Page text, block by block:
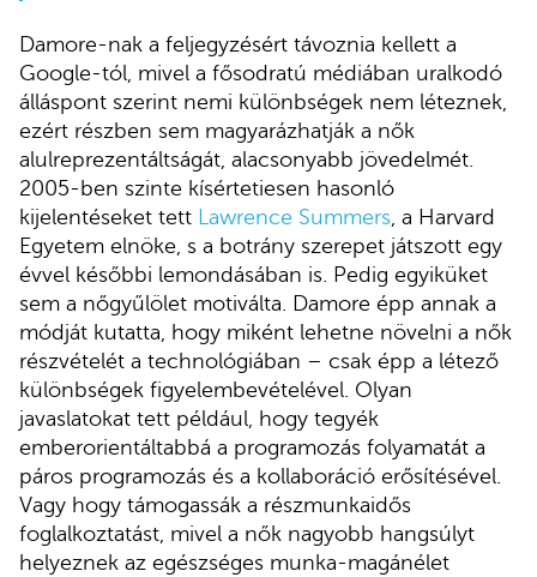
Damore-nak a feljegyzésért távoznia kellett a
Google-tól, mivel a fősodratú médiában uralkodó
álláspont szerint nemi különbségek nem léteznek,
ezért részben sem magyarázhatják a nők
alulreprezentáltságát, alacsonyabb jövedelmét.
2005-ben szinte kísértetiesen hasonló
kijelentéseket tett Lawrence Summers, a Harvard
Egyetem elnöke, s a botrány szerepet játszott egy
évvel későbbi lemondásában is. Pedig egyiküket
sem a nőgyűlölet motiválta. Damore épp annak a
módját kutatta, hogy miként lehetne növelni a nők
részvételét a technológiában – csak épp a létező
különbségek figyelembevételével. Olyan
javaslatokat tett például, hogy tegyék
emberorientáltabbá a programozás folyamatát a
páros programozás és a kollaboráció erősítésével.
Vagy hogy támogassák a részmunkaidős
foglalkoztatást, mivel a nők nagyobb hangsúlyt
helyeznek az egészséges munka-magánélet